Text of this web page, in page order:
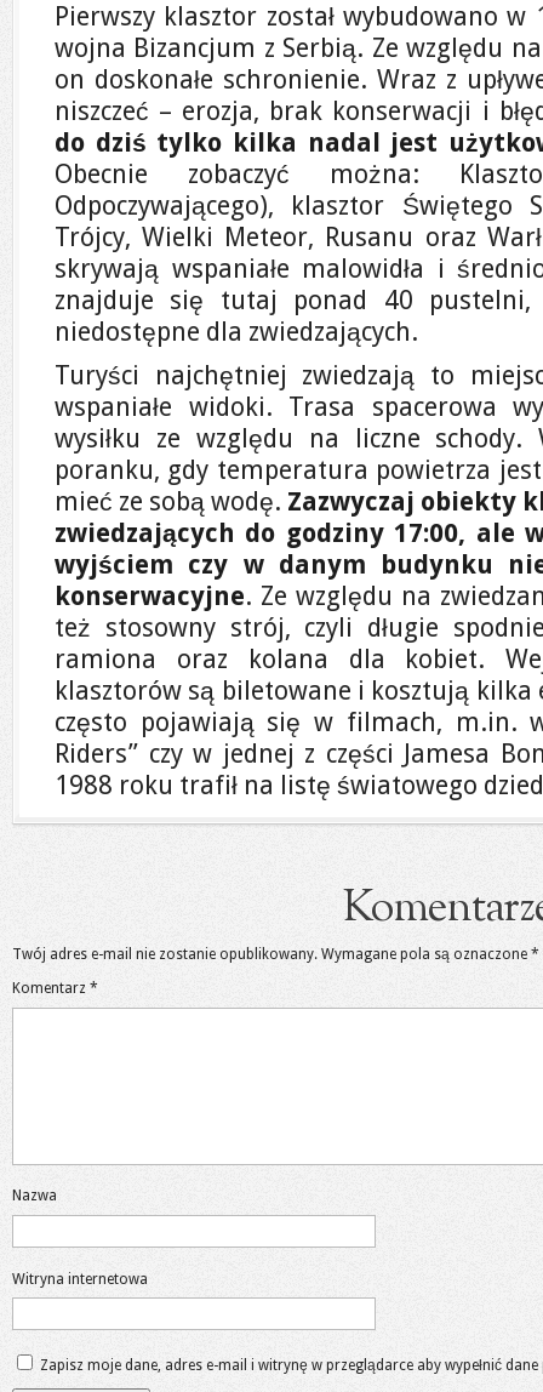
Pierwszy klasztor został wybudowano w
wojna Bizancjum z Serbią. Ze względu
on doskonałe schronienie. Wraz z
niszczeć – erozja, brak konserwacji i
do dziś tylko kilka nadal jest
Obecnie zobaczyć można:
Odpoczywającego), klasztor Świętego
Trójcy, Wielki Meteor, Rusanu oraz
skrywają wspaniałe malowidła i
znajduje się tutaj ponad 40
niedostępne dla zwiedzających.
Turyści najchętniej zwiedzają to
wspaniałe widoki. Trasa spacerowa
wysiłku ze względu na liczne
poranku, gdy temperatura powietrza
mieć ze sobą wodę. Zazwyczaj obiekty
zwiedzających do godziny 17:00, ale
wyjściem czy w danym budynku
konserwacyjne. Ze względu na
też stosowny strój, czyli długie
ramiona oraz kolana dla kobiet.
klasztorów są biletowane i kosztują kilka
często pojawiają się w filmach, m.in.
Riders” czy w jednej z części Jamesa
1988 roku trafił na listę światowego
Twój adres e-mail nie zostanie opublikowany. Wymagane pola są oznaczone *
Komentarz *
Nazwa
Witryna internetowa
Zapisz moje dane, adres e-mail i witrynę w przeglądarce aby wypełnić